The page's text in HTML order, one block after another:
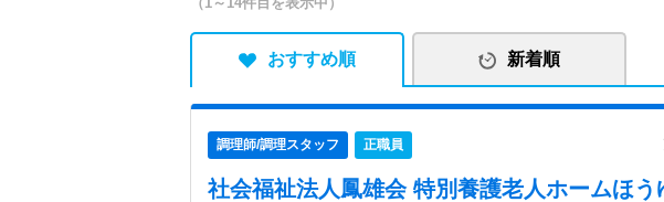
おすすめ順 新着順
調理師/調理スタッフ 正職員
社会福祉法人鳳雄会 特別養護老人ホームほう